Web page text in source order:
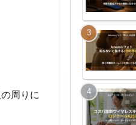
周りに